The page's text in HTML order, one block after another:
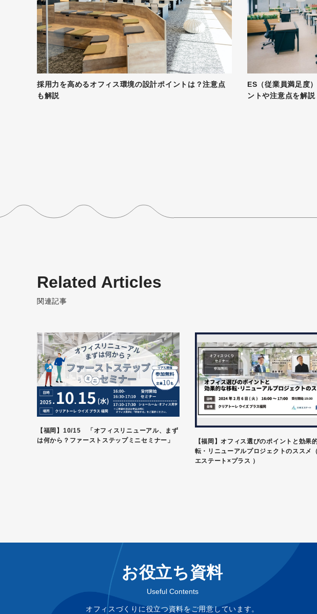
採用力を高めるオフィス環境の設計ポイントは？注意点
も解説
ES（従業員満足度
ントや注意点を解説
Related Articles
関連記事
【福岡】10/15 「オフィスリニューアル、まず
は何から？ファーストステップミニセミナー」
【福岡】オフィス選びのポイントと効果
転・リニューアルプロジェクトのススメ
エステート×プラス ）
お役立ち資料
Useful Contents
オフィスづくりに役立つ資料をご用意しています。